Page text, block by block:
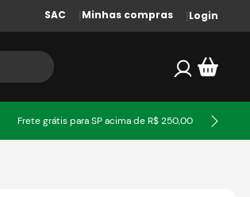
SAC Minhas compras Login
Frete grátis para SP acima de R$ 250,00